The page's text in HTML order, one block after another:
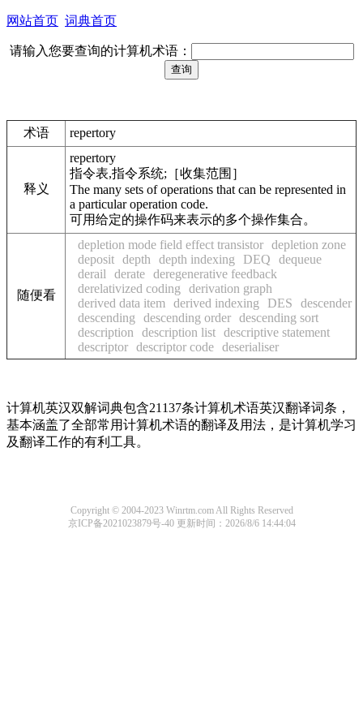
网站首页 词典首页
请输入您要查询的计算机术语：
术语 repertory
释义
repertory
指令表,指令系统;［收集范围］
The many sets of operations that can be represented in
a particular operation code.
可用给定的操作码来表示的多个操作集合。
随便看
depletion mode field effect transistor depletion zone
deposit depth depth indexing DEQ
dequeue
derail
derate deregenerative feedback
derelativized coding
derivation graph
derived data item
derived indexing DES
descender
descending
descending order descending sort
description
description list descriptive statement
descriptor descriptor code deserialiser
计算机英汉双解词典包含21137条计算机术语英汉翻译词条，
基本涵盖了全部常用计算机术语的翻译及用法，是计算机学习
及翻译工作的有利工具。
Copyright © 2004-2023 Winrtm.com All Rights Reserved
京ICP备2021023879号-40 更新时间：2026/8/6 14:44:04